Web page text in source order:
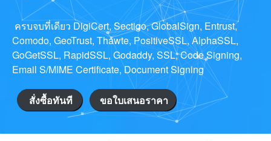
ครบจบที่เดียว DigiCert, Sectigo, GlobalSign, Entrust,
Comodo, GeoTrust, Thawte, PositiveSSL, AlphaSSL,
GoGetSSL, RapidSSL, Godaddy, SSL, Code Signing,
Email S/MIME Certificate, Document Signing
สั่งซื้อทันที ขอใบเสนอราคา